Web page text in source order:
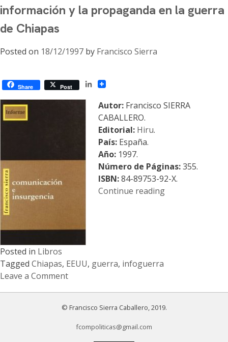
guerra
del
silencio:
información
guerra
en
la
doctrina
EEUU
información y la propaganda en la guerra
de Chiapas
Posted on 18/12/1997 by Francisco Sierra
Share Post
LinkedIn
Autor: Francisco SIERRA
CABALLERO.
Editorial: Hiru.
País: España.
Año: 1997.
Número de Páginas:355.
ISBN:84-89753-92-X.
Continue reading«Comunicación
guerra
Posted in Libros
Tagged Chiapas, EEUU, guerra, infoguerra
Leave a Comment
© Francisco Sierra Caballero, 2019.
fcompoliticas@gmail.com